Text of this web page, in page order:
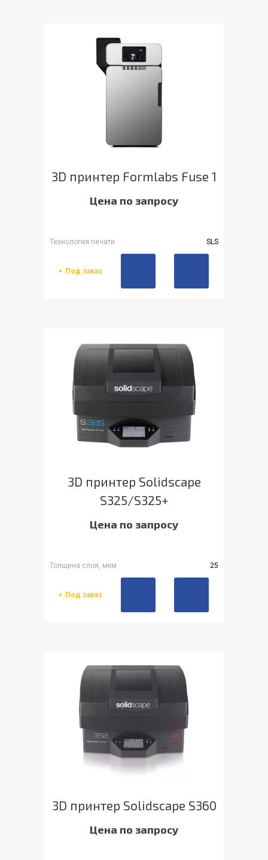
3D принтер Formlabs Fuse 1
Цена по запросу
Технология печати SLS
Под заказ
3D принтер Solidscape
S325/S325+
Цена по запросу
Толщина слоя, мкм 25
Под заказ
3D принтер Solidscape S360
Цена по запросу